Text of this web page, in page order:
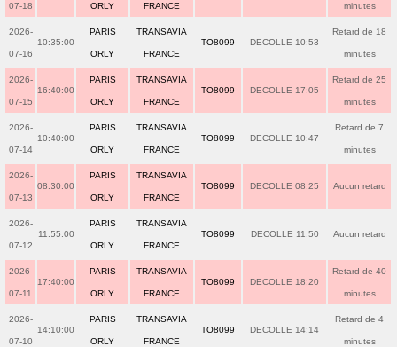
07-18 ORLY FRANCE minutes
2026-
07-16
10:35:00
PARIS
ORLY
TRANSAVIA
FRANCE
TO8099 DECOLLE 10:53
Retard de 18
minutes
2026-
07-15
16:40:00
PARIS
ORLY
TRANSAVIA
FRANCE
TO8099 DECOLLE 17:05
Retard de 25
minutes
2026-
07-14
10:40:00
PARIS
ORLY
TRANSAVIA
FRANCE
TO8099 DECOLLE 10:47
Retard de 7
minutes
2026-
07-13
08:30:00
PARIS
ORLY
TRANSAVIA
FRANCE
TO8099 DECOLLE 08:25 Aucun retard
2026-
07-12
11:55:00
PARIS
ORLY
TRANSAVIA
FRANCE
TO8099 DECOLLE 11:50 Aucun retard
2026-
07-11
17:40:00
PARIS
ORLY
TRANSAVIA
FRANCE
TO8099 DECOLLE 18:20
Retard de 40
minutes
2026-
07-10
14:10:00
PARIS
ORLY
TRANSAVIA
FRANCE
TO8099 DECOLLE 14:14
Retard de 4
minutes